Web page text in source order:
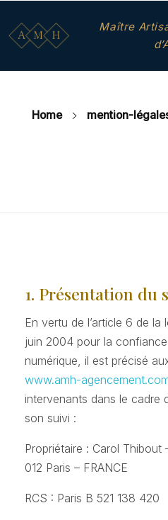
Maître
Home mention-
1. Présentation du
En vertu de l’article 6 de la
juin 2004 pour la confiance
numérique, il est précisé
www.amh-
intervenants dans le cadre
son suivi :
Propriétaire : Carol Thibout
012 Paris – FRANCE
RCS : Paris B 521 138 420